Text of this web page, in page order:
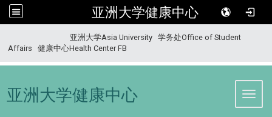
亚洲大学健康中心
亚洲大学Asia University
学务处Office of Student
Affairs
健康中心Health Center FB
亚洲大学健康中心